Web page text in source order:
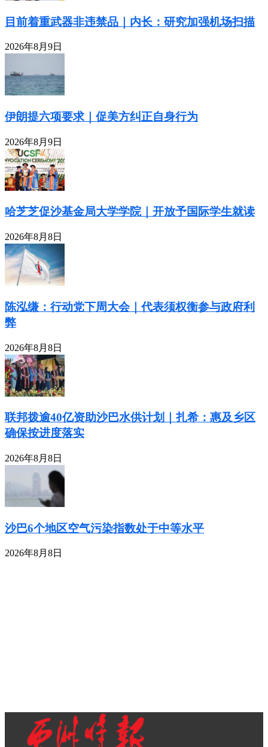
目前着重武器非违禁品｜内长：研究加强机场扫描
2026年8月9日
伊朗提六项要求｜促美方纠正自身行为
2026年8月9日
哈芝芝促沙基金局大学学院｜开放予国际学生就读
2026年8月8日
陈泓缣：行动党下周大会｜代表须权衡参与政府利
弊
2026年8月8日
联邦拨逾40亿资助沙巴水供计划｜扎希：惠及乡区
确保按进度落实
2026年8月8日
沙巴6个地区空气污染指数处于中等水平
2026年8月8日